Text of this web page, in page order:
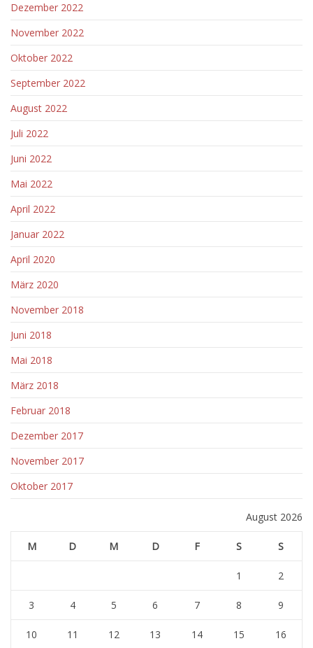
Dezember 2022
November 2022
Oktober 2022
September 2022
August 2022
Juli 2022
Juni 2022
Mai 2022
April 2022
Januar 2022
April 2020
März 2020
November 2018
Juni 2018
Mai 2018
März 2018
Februar 2018
Dezember 2017
November 2017
Oktober 2017
August 2026
M D M D F S S
1 2
3 4 5 6 7 8 9
10 11 12 13 14 15 16